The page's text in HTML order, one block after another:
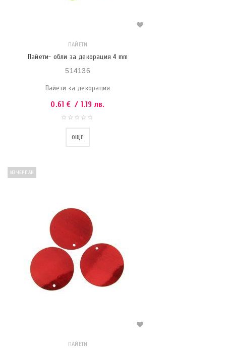
ПАЙЕТИ
Пайети- обли за декорация 4 mm
514136
Пайети за декорация
0.61 € / 1.19 лв.
ОЩЕ
ИЗЧЕРПАН
ПАЙЕТИ